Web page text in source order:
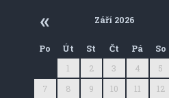
Září 2026
Po Út St Čt Pá So
1 2 3 4 5
7
8 9 10 11 12